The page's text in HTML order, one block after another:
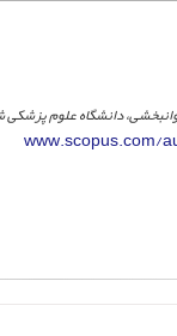
دانشگاه علوم پزشکی
www.scopus.com/